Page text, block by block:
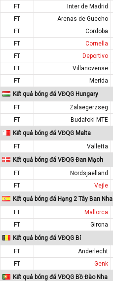
FT
Inter de Madrid
FT
Arenas de Guecho
FT
Cordoba
FT
Cornella
FT
Deportivo
FT
Villanovense
FT
Merida
Kết quả bóng đá VĐQG Hungary
FT
Zalaegerzseg
FT
Budafoki MTE
Kết quả bóng đá VĐQG Malta
FT
Valletta
Kết quả bóng đá VĐQG Đan Mạch
FT
Nordsjaelland
FT
Vejle
Kết quả bóng đá Hạng 2 Tây Ban Nha
FT
Mallorca
FT
Girona
Kết quả bóng đá VĐQG Bỉ
FT
Anderlecht
FT
Genk
Kết quả bóng đá VĐQG Bồ Đào Nha